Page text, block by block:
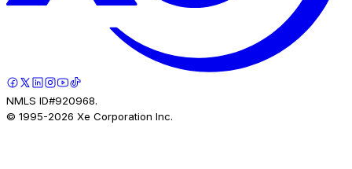
NMLS ID#920968.
© 1995-2026 Xe Corporation Inc.